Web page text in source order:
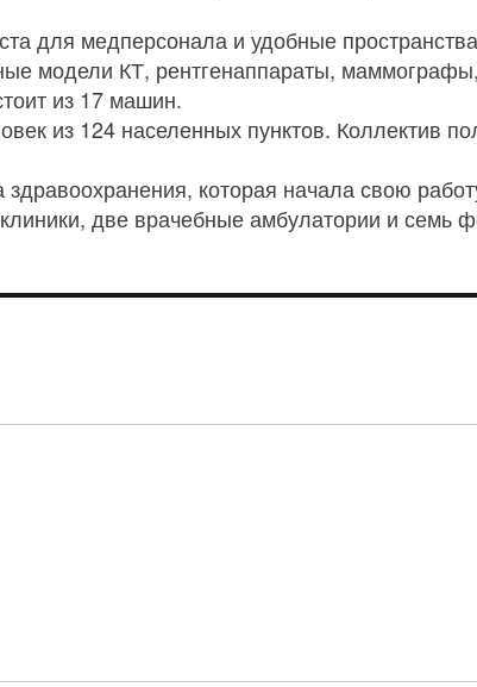
для медперсонала и удобные
модели КТ, рентгенаппараты,
из 17 машин.
из 124 населенных пунктов. Коллектив
которая начала свою
две врачебные амбулатории и семь